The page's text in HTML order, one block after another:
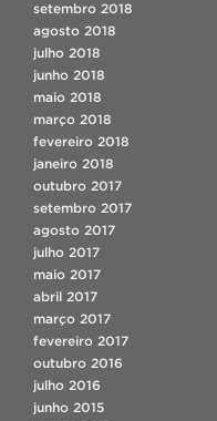
setembro 2018
agosto 2018
julho 2018
junho 2018
maio 2018
março 2018
fevereiro 2018
janeiro 2018
outubro 2017
setembro 2017
agosto 2017
julho 2017
maio 2017
abril 2017
março 2017
fevereiro 2017
outubro 2016
julho 2016
junho 2015